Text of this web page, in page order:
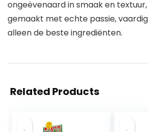
ongeëvenaard in smaak en textuur,
gemaakt met echte passie,
alleen de beste ingrediënten.
Related Products